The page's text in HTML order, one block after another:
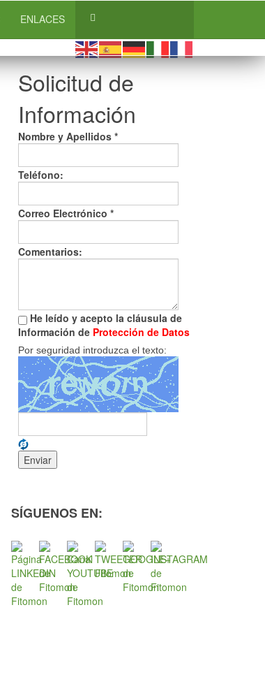
ENLACES
Solicitud de
Información
Nombre y Apellidos *
Teléfono:
Correo Electrónico *
Comentarios:
He leído y acepto la cláusula de
Información de Protección de Datos
Por seguridad introduzca el texto:
SÍGUENOS EN: